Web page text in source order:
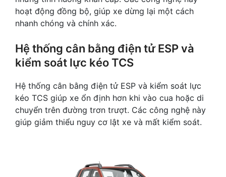
hoạt động đồng bộ, giúp xe dừng lại một cách
nhanh chóng và chính xác.
Hệ thống cân bằng điện tử ESP và
kiểm soát lực kéo TCS
Hệ thống cân bằng điện tử ESP và kiểm soát lực
kéo TCS giúp xe ổn định hơn khi vào cua hoặc di
chuyển trên đường trơn trượt. Các công nghệ này
giúp giảm thiểu nguy cơ lật xe và mất kiểm soát.